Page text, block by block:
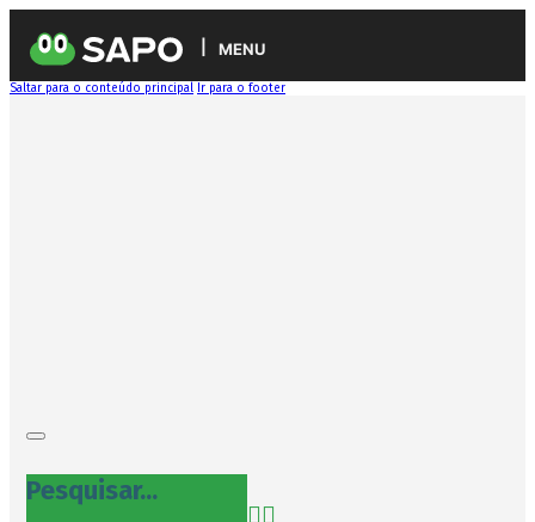
MENU
Saltar para o conteúdo principal Ir para o footer
Pesquisar...